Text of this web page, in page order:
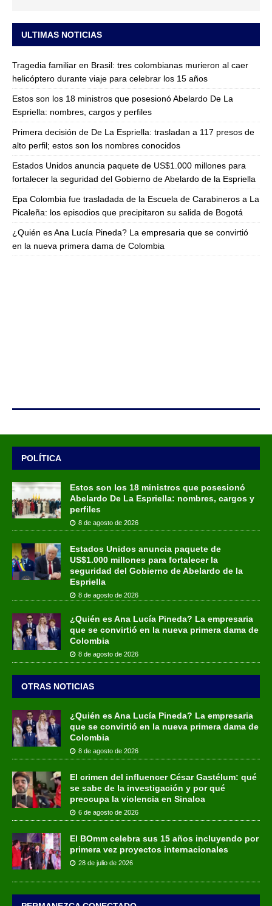
ULTIMAS NOTICIAS
Tragedia familiar en Brasil: tres colombianas murieron al caer
helicóptero durante viaje para celebrar los 15 años
Estos son los 18 ministros que posesionó Abelardo De La
Espriella: nombres, cargos y perfiles
Primera decisión de De La Espriella: trasladan a 117 presos de
alto perfil; estos son los nombres conocidos
Estados Unidos anuncia paquete de US$1.000 millones para
fortalecer la seguridad del Gobierno de Abelardo de la Espriella
Epa Colombia fue trasladada de la Escuela de Carabineros a La
Picaleña: los episodios que precipitaron su salida de Bogotá
¿Quién es Ana Lucía Pineda? La empresaria que se convirtió
en la nueva primera dama de Colombia
POLÍTICA
Estos son los 18 ministros que posesionó
Abelardo De La Espriella: nombres, cargos y
perfiles
8 de agosto de 2026
Estados Unidos anuncia paquete de
US$1.000 millones para fortalecer la
seguridad del Gobierno de Abelardo de la
Espriella
8 de agosto de 2026
¿Quién es Ana Lucía Pineda? La empresaria
que se convirtió en la nueva primera dama de
Colombia
8 de agosto de 2026
OTRAS NOTICIAS
¿Quién es Ana Lucía Pineda? La empresaria
que se convirtió en la nueva primera dama de
Colombia
8 de agosto de 2026
El crimen del influencer César Gastélum: qué
se sabe de la investigación y por qué
preocupa la violencia en Sinaloa
6 de agosto de 2026
El BOmm celebra sus 15 años incluyendo por
primera vez proyectos internacionales
28 de julio de 2026